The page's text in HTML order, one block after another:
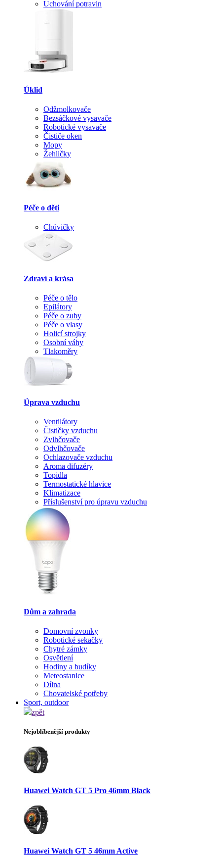
Uchování potravin
Úklid
Odžmolkovače
Bezsáčkové vysavače
Robotické vysavače
Čističe oken
Mopy
Žehličky
Péče o děti
Chůvičky
Zdraví a krása
Péče o tělo
Epilátory
Péče o zuby
Péče o vlasy
Holicí strojky
Osobní váhy
Tlakoměry
Úprava vzduchu
Ventilátory
Čističky vzduchu
Zvlhčovače
Odvlhčovače
Ochlazovače vzduchu
Aroma difuzéry
Topidla
Termostatické hlavice
Klimatizace
Příslušenství pro úpravu vzduchu
Dům a zahrada
Domovní zvonky
Robotické sekačky
Chytré zámky
Osvětlení
Hodiny a budíky
Meteostanice
Dílna
Chovatelské potřeby
Sport, outdoor
zpět
Nejoblíbenější produkty
Huawei Watch GT 5 Pro 46mm Black
Huawei Watch GT 5 46mm Active